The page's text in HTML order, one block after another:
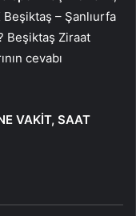
– Şanlıurfa
Beşiktaş Ziraat
cevabı
VAKİT, SAAT